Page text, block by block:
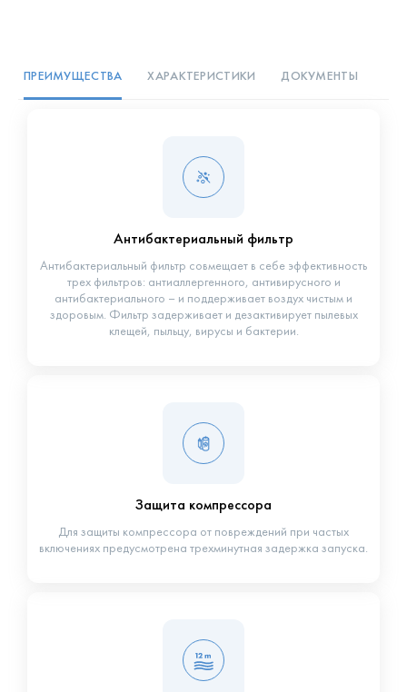
ПРЕИМУЩЕСТВА ХАРАКТЕРИСТИКИ ДОКУМЕНТЫ
Антибактериальный фильтр
Антибактериальный фильтр совмещает в себе эффективность
трех фильтров: антиаллергенного, антивирусного и
антибактериального – и поддерживает воздух чистым и
здоровым. Фильтр задерживает и дезактивирует пылевых
клещей, пыльцу, вирусы и бактерии.
Защита компрессора
Для защиты компрессора от повреждений при частых
включениях предусмотрена трехминутная задержка запуска.